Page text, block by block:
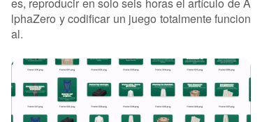
lphaZero y codificar un juego totalmente funcion
al.